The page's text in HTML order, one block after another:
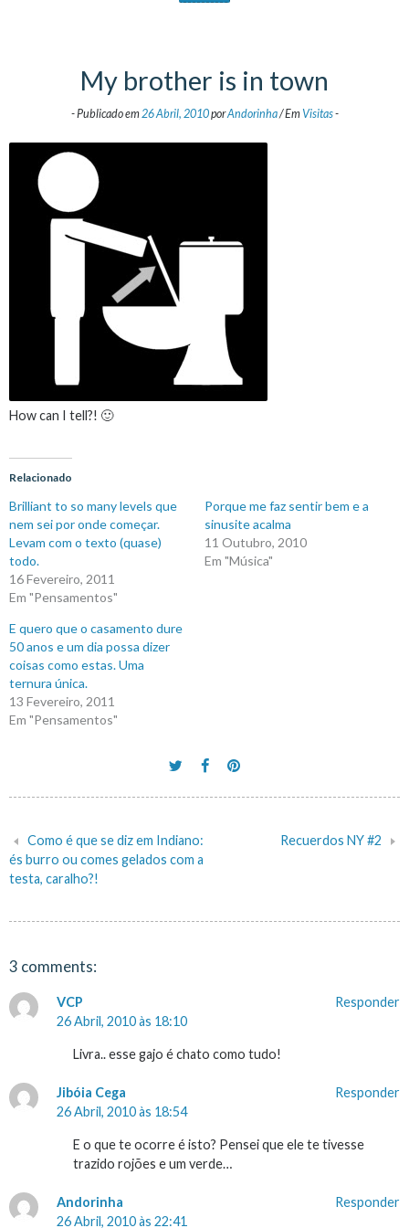
My brother is in town
-Publicado em26 Abril, 2010porAndorinha/EmVisitas-
How can I tell?! 🙂
Relacionado
Brilliant to so many levels que
nem sei por onde começar.
Levam com o texto (quase)
todo.
16 Fevereiro, 2011
Em "Pensamentos"
Porque me faz sentir bem e a
sinusite acalma
11 Outubro, 2010
Em "Música"
E quero que o casamento dure
50 anos e um dia possa dizer
coisas como estas. Uma
ternura única.
13 Fevereiro, 2011
Em "Pensamentos"
Navegação
de
artigos
Recuerdos NY #2
Como é que se diz em Indiano:
és burro ou comes gelados com a
testa, caralho?!
3 comments:
VCP
26 Abril, 2010 às 18:10
Livra.. esse gajo é chato como tudo!
Responder
Jibóia Cega
26 Abril, 2010 às 18:54
E o que te ocorre é isto? Pensei que ele te tivesse
trazido rojões e um verde…
Responder
Andorinha
26 Abril, 2010 às 22:41
Responder